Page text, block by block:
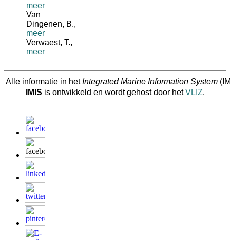
meer
Van
Dingenen, B.,
meer
Verwaest, T.,
meer
Alle informatie in hetIntegrated Marine Information System
IMIS is ontwikkeld en wordt gehost door hetVLIZ.